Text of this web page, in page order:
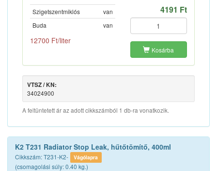
Szigetszentmiklós
van
Buda
van
12700 Ft/liter
4191 Ft
Kosárba
VTSZ / KN:
34024900
A feltüntetett ár az adott cikkszámból 1 db-ra vonatkozik.
K2 T231 Radiator Stop Leak, hűtőtömítő, 400ml
Cikkszám: T231-K2- Vágólapra
(csomagolási súly: 0.40 kg.)